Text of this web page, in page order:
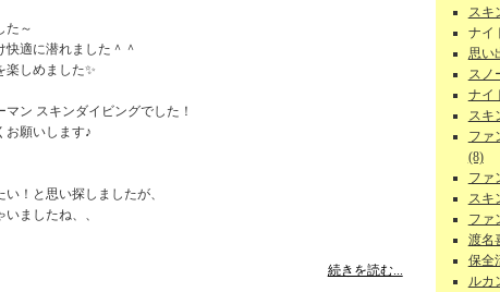
た～
適に潜れました＾＾
しめました✨
ン スキンダイビングでした！
お願いします♪
！と思い探しましたが、
ましたね、、
続きを読む...
スキ
ナイ
思い
スノ
ナイ
スキ
ファ
(8)
ファ
スキ
ファ
渡名
保全
ルカ